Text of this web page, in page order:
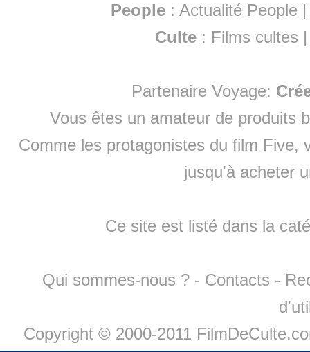
People :Actualité People
Culte : Films cultes
Partenaire Voyage:
Vous êtes un amateur de produits
Comme les protagonistes du film Five,
jusqu'à acheter
Ce site est listé dans la
Qui sommes-nous ? - Contacts -
Copyright © 2000-2011